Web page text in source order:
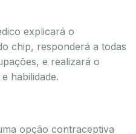
explicará o
chip, responderá a todas
e realizará o
habilidade.
opção contraceptiva